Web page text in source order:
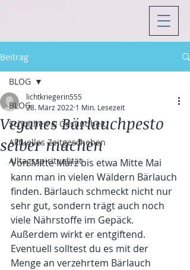
Beitrag
BLOG
Schönheit & Gesundheit
Aktuelles Zeitgeschehen
Alltagsspiritualität
BLOG
Veganes Bärlauchpesto
selber machen
lichtkriegerin555
28. März 2022 1 Min. Lesezeit
Von Mitte März bis etwa Mitte Mai
kann man in vielen Wäldern Bärlauch
finden. Bärlauch schmeckt nicht nur
sehr gut, sondern trägt auch noch
viele Nährstoffe im Gepäck.
Außerdem wirkt er entgiftend.
Eventuell solltest du es mit der
Menge an verzehrtem Bärlauch